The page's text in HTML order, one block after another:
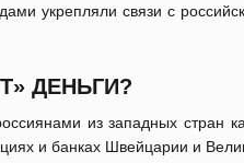
укрепляли связи с
ДЕНЬГИ?
из западных стран
и банках Швейцарии и